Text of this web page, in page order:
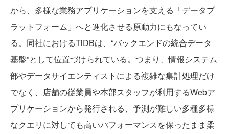
から、多様な業務アプリケーションを支える「データプ
ラットフォーム」へと進化させる原動力にもなってい
る。同社におけるTiDBは、“バックエンドの統合データ
基盤”として位置づけられている。つまり、情報システム
部やデータサイエンティストによる複雑な集計処理だけ
でなく、店舗の従業員や本部スタッフが利用するWebア
プリケーションから発行される、予測が難しい多種多様
なクエリに対しても高いパフォーマンスを保ったまま柔